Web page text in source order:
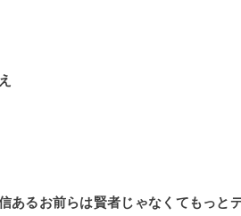
あるお前らは賢者じゃなくてもっと